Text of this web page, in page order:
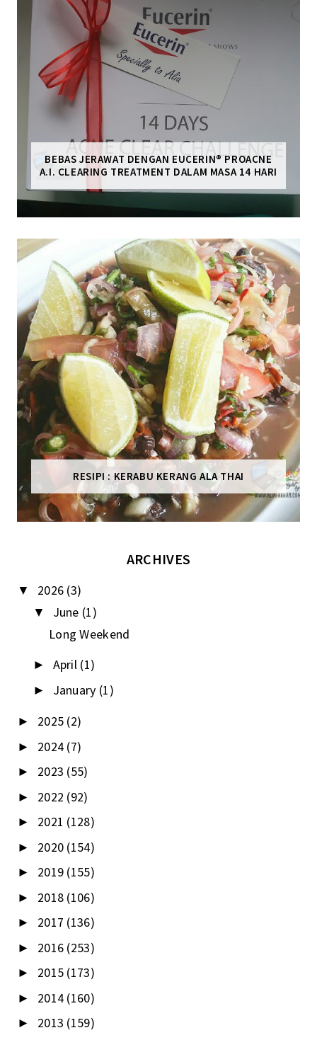
BEBAS JERAWAT DENGAN EUCERIN® PROACNE
A.I. CLEARING TREATMENT DALAM MASA 14 HARI
RESIPI : KERABU KERANG ALA THAI
ARCHIVES
▼ 2026 (3)
▼ June (1)
Long Weekend
► April (1)
► January (1)
► 2025 (2)
► 2024 (7)
► 2023 (55)
► 2022 (92)
► 2021 (128)
► 2020 (154)
► 2019 (155)
► 2018 (106)
► 2017 (136)
► 2016 (253)
► 2015 (173)
► 2014 (160)
► 2013 (159)